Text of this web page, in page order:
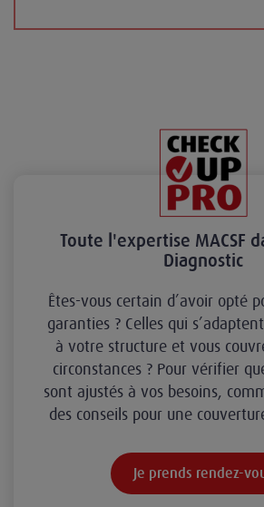
Toute l'expertise MACSF
Diagnostic
Êtes-vous certain d’avoir opté
garanties ? Celles qui
à votre structure et vous
circonstances ? Pour vérifier
sont ajustés à vos besoins,
des conseils pour une
Je prends rendez-